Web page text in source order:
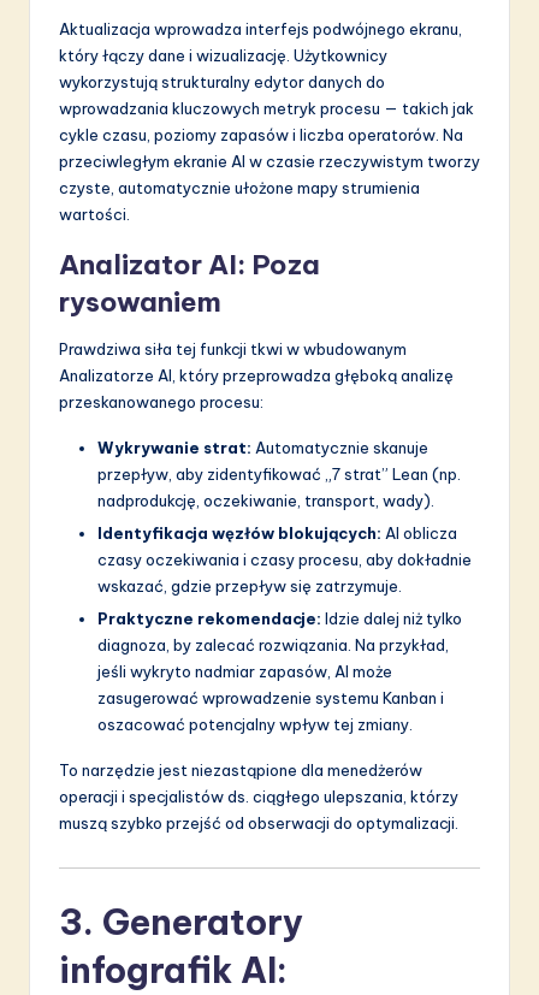
Aktualizacja wprowadza interfejs podwójnego ekranu,
który łączy dane i wizualizację. Użytkownicy
wykorzystują strukturalny edytor danych do
wprowadzania kluczowych metryk procesu — takich jak
cykle czasu, poziomy zapasów i liczba operatorów. Na
przeciwległym ekranie AI w czasie rzeczywistym tworzy
czyste, automatycznie ułożone mapy strumienia
wartości.
Analizator AI: Poza
rysowaniem
Prawdziwa siła tej funkcji tkwi w wbudowanym
Analizatorze AI, który przeprowadza głęboką analizę
przeskanowanego procesu:
Wykrywanie strat: Automatycznie skanuje
przepływ, aby zidentyfikować „7 strat” Lean (np.
nadprodukcję, oczekiwanie, transport, wady).
Identyfikacja węzłów blokujących: AI oblicza
czasy oczekiwania i czasy procesu, aby dokładnie
wskazać, gdzie przepływ się zatrzymuje.
Praktyczne rekomendacje: Idzie dalej niż tylko
diagnoza, by zalecać rozwiązania. Na przykład,
jeśli wykryto nadmiar zapasów, AI może
zasugerować wprowadzenie systemu Kanban i
oszacować potencjalny wpływ tej zmiany.
To narzędzie jest niezastąpione dla menedżerów
operacji i specjalistów ds. ciągłego ulepszania, którzy
muszą szybko przejść od obserwacji do optymalizacji.
3. Generatory
infografik AI: